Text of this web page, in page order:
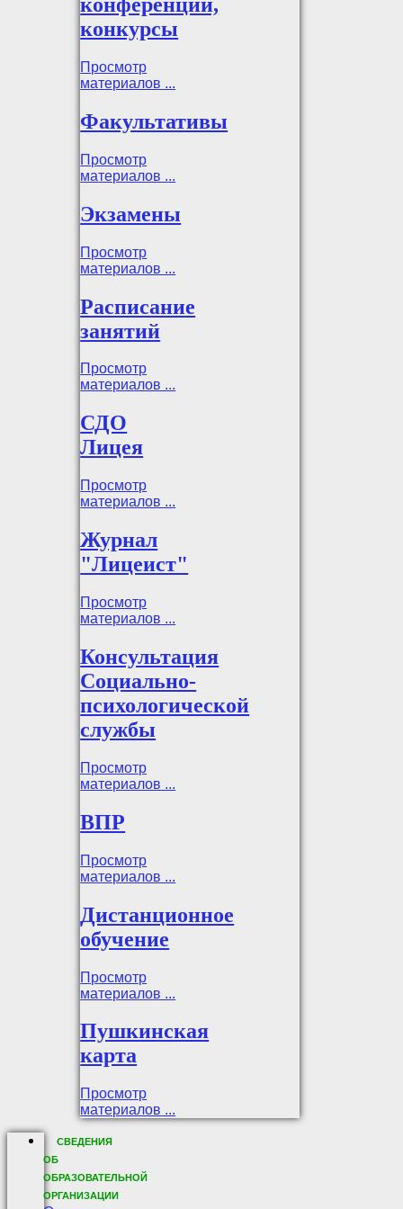
конкурсы
Просмотр
материалов ...
Факультативы
Просмотр
материалов ...
Экзамены
Просмотр
материалов ...
Расписание
занятий
Просмотр
материалов ...
СДО
Лицея
Просмотр
материалов ...
Журнал
"Лицеист"
Просмотр
материалов ...
Консультация
Социально-
психологической
службы
Просмотр
материалов ...
ВПР
Просмотр
материалов ...
Дистанционное
обучение
Просмотр
материалов ...
Пушкинская
карта
Просмотр
материалов ...
СВЕДЕНИЯ
ОБ
ОБРАЗОВАТЕЛЬНОЙ
ОРГАНИЗАЦИИ